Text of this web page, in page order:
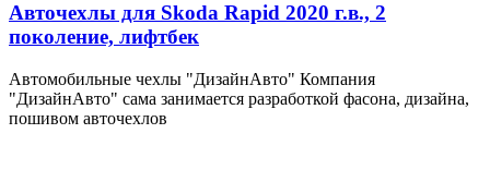
Авточехлы для Skoda Rapid 2020 г.в., 2
поколение, лифтбек
Автомобильные чехлы "ДизайнАвто" Компания
"ДизайнАвто" сама занимается разработкой фасона, дизайна,
пошивом авточехлов